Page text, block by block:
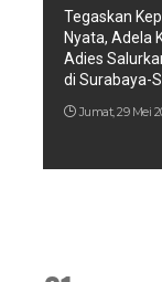
Tegaskan
Nyata, Adela
Adies
di Surabaya-
Jumat, 29 Mei